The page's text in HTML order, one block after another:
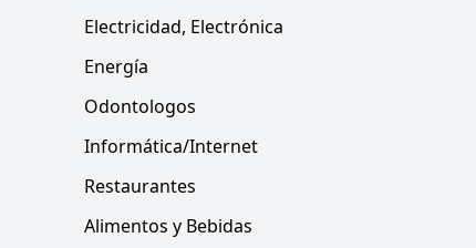
Electricidad, Electrónica
Energía
Odontologos
Informática/Internet
Restaurantes
Alimentos y Bebidas